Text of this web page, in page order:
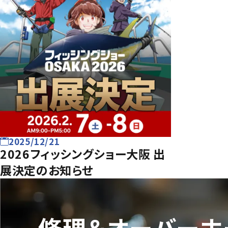
2025/12/21
2026フィッシングショー大阪 出
展決定のお知らせ